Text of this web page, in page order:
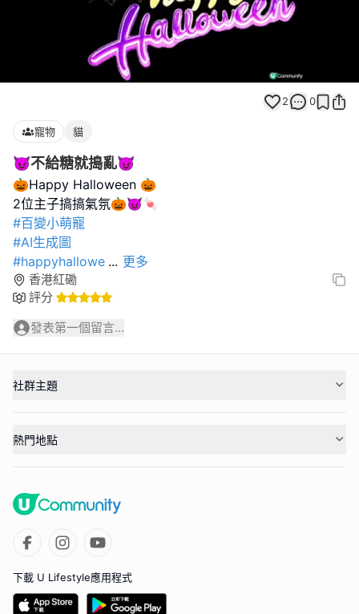
100.00%
2 0
寵物 貓
😈不給糖就搗亂😈
🎃Happy Halloween 🎃
#百變小萌寵
#AI生成圖
#happyhallowe ... 更多
香港紅磡
評分
發表第一個留言...
社群主題
熱門地點
下載 U Lifestyle應用程式